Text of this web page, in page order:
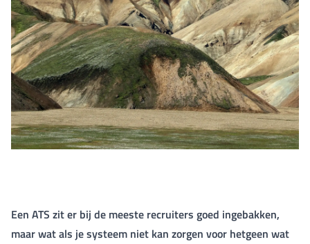
Een ATS zit er bij de meeste recruiters goed ingebakken,
maar wat als je systeem niet kan zorgen voor hetgeen wat